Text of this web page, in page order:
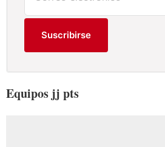
Suscribirse
Equipos jj pts